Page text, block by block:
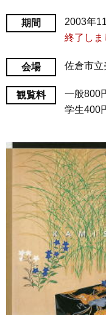
期間
2003年
終了しま
会場 佐倉市立
観覧料
一般800
学生400